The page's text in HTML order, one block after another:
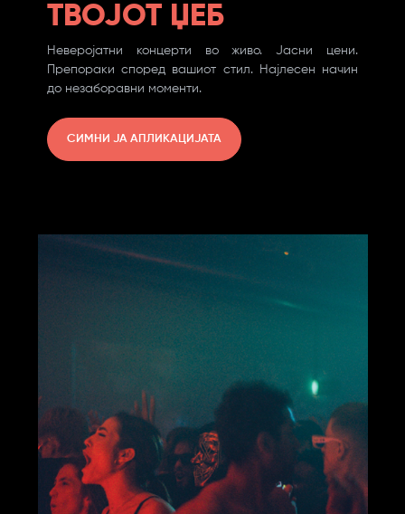
ТВОЈОТ ЏЕБ
Неверојатни концерти во живо. Јасни цени.
Препораки според вашиот стил. Најлесен начин
до незаборавни моменти.
СИМНИ ЈА АПЛИКАЦИЈАТА